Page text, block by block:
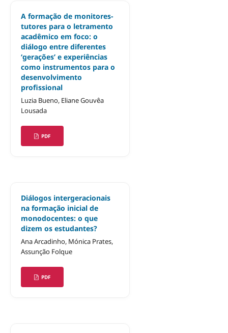
A formação de monitores-
tutores para o letramento
acadêmico em foco: o
diálogo entre diferentes
‘gerações’ e experiências
como instrumentos para o
desenvolvimento
profissional
Luzia Bueno, Eliane Gouvêa
Lousada
PDF
Diálogos intergeracionais
na formação inicial de
monodocentes: o que
dizem os estudantes?
Ana Arcadinho, Mónica Prates,
Assunção Folque
PDF